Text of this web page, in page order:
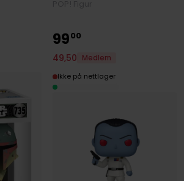
9900
49,50
Medlem
Ikke på nettlager